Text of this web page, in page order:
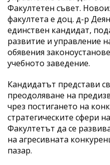
Факултетен съвет.
факултета е доц. д-р
единствен кандидат,
развитие и управление
обявения
учебното заведение.
Кандидатът представи
преодоляване на
чрез постигането на
стратегическите сфери
Факултетът да се
на агресивната
пазар.